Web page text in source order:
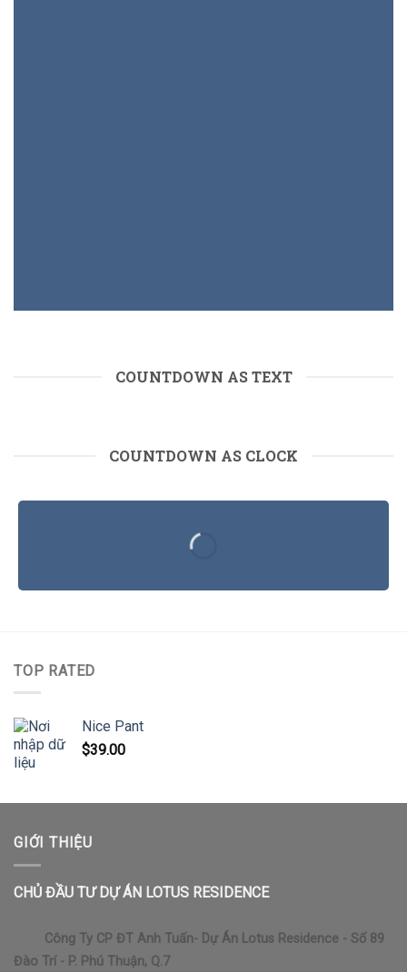
COUNTDOWN AS TEXT
COUNTDOWN AS CLOCK
TOP RATED
Nice Pant
$39.00
GIỚI THIỆU
CHỦ ĐẦU TƯ DỰ ÁN LOTUS RESIDENCE
Công Ty CP ĐT Anh Tuấn- Dự Án Lotus Residence - Số 89
Đào Trí - P. Phú Thuận, Q.7